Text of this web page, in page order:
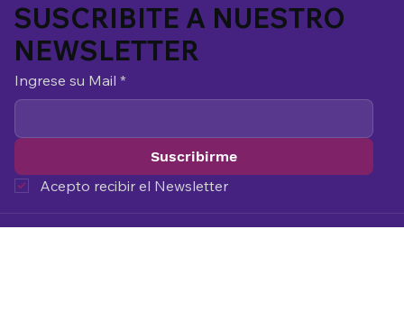
SUSCRIBITE A NUESTRO
NEWSLETTER
Ingrese su Mail *
Suscribirme
Acepto recibir el Newsletter